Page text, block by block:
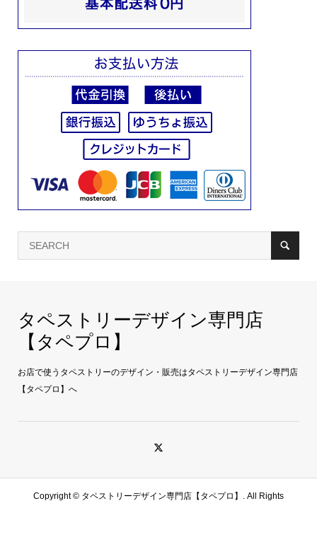
タペストリーデザイン専門店
【タペプロ】
お店で使うタペストリーのデザイン・販売はタペストリーデザイン専門店
【タペプロ】へ
Copyright © タペストリーデザイン専門店【タペプロ】. All Rights